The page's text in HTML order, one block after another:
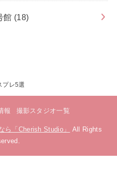
館 (18)
プレ5選
報 撮影スタジオ一覧
ら「Cherish Studio」
All Rights